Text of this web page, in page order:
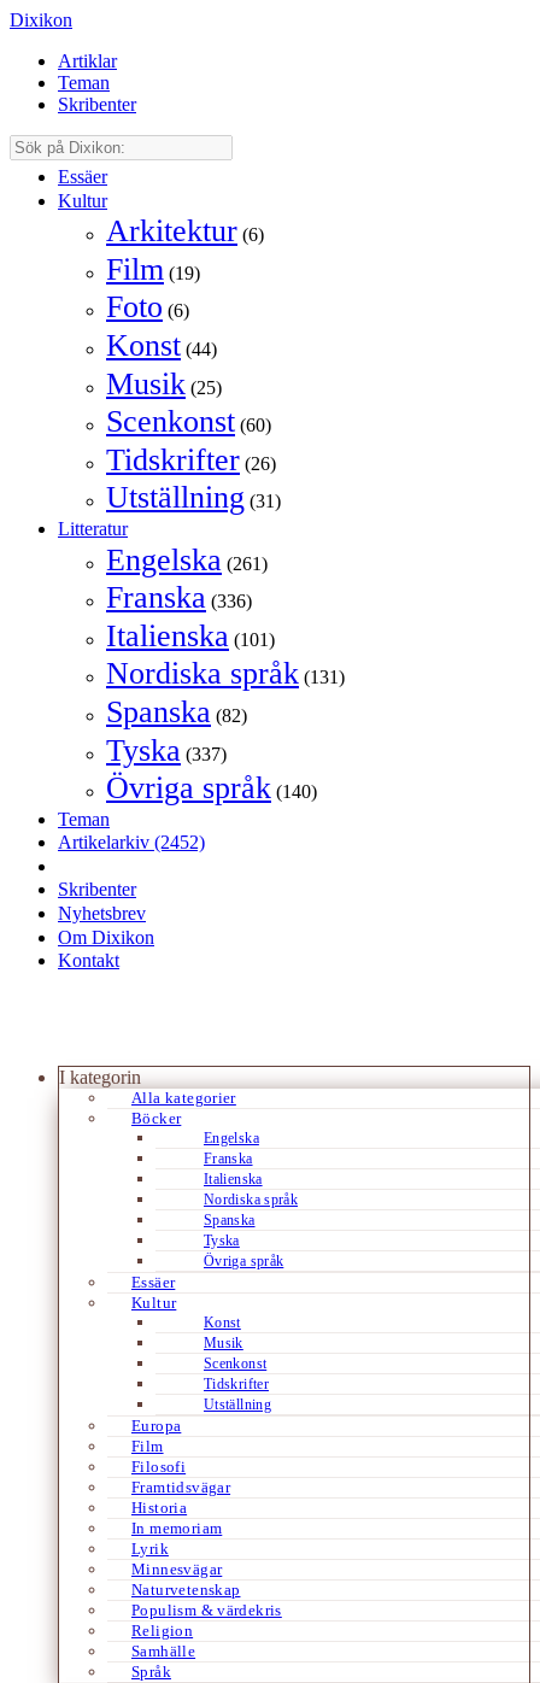
Dixikon
Artiklar
Teman
Skribenter
Essäer
Kultur
Arkitektur (6)
Film (19)
Foto (6)
Konst (44)
Musik (25)
Scenkonst (60)
Tidskrifter (26)
Utställning (31)
Litteratur
Engelska (261)
Franska (336)
Italienska (101)
Nordiska språk (131)
Spanska (82)
Tyska (337)
Övriga språk (140)
Teman
Artikelarkiv (2452)
Skribenter
Nyhetsbrev
Om Dixikon
Kontakt
I kategorin
Alla kategorier
Böcker
Engelska
Franska
Italienska
Nordiska språk
Spanska
Tyska
Övriga språk
Essäer
Kultur
Konst
Musik
Scenkonst
Tidskrifter
Utställning
Europa
Film
Filosofi
Framtidsvägar
Historia
In memoriam
Lyrik
Minnesvägar
Naturvetenskap
Populism & värdekris
Religion
Samhälle
Språk